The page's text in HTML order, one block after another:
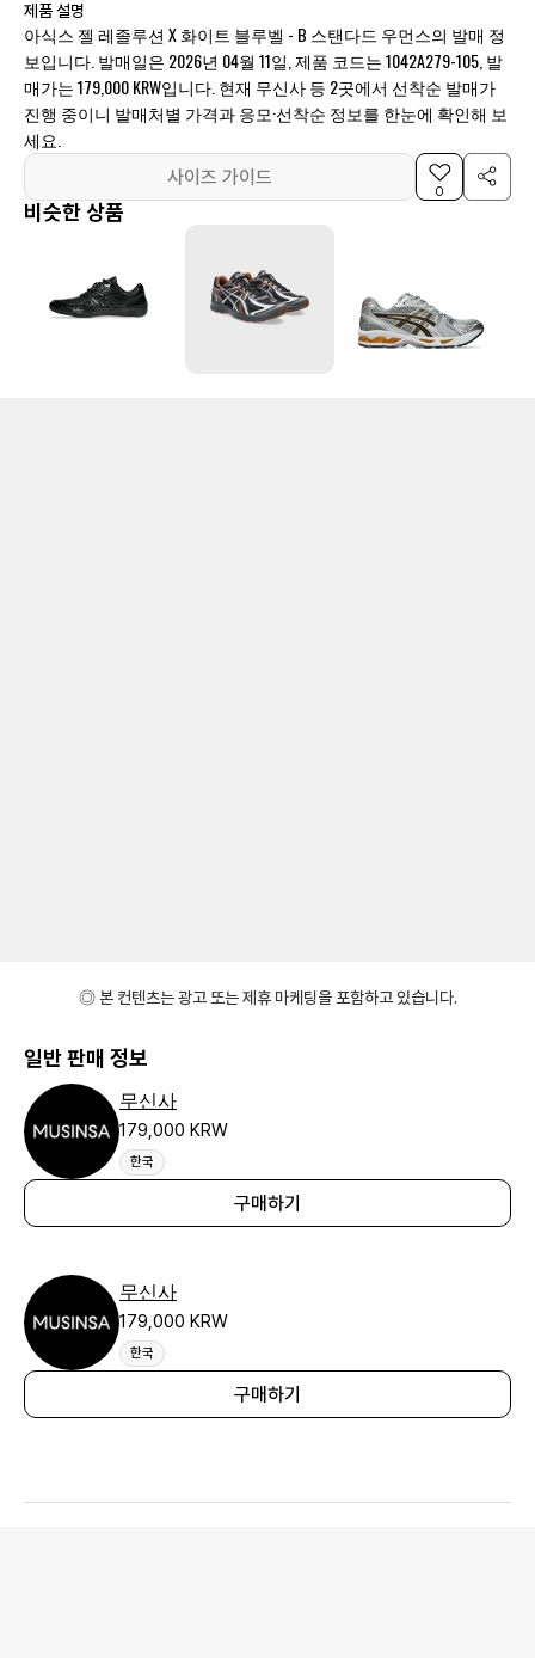
제품 설명
아식스 젤 레졸루션 X 화이트 블루벨 - B 스탠다드 우먼스의 발매 정
보입니다. 발매일은 2026년 04월 11일, 제품 코드는 1042A279-105, 발
매가는 179,000 KRW입니다. 현재 무신사 등 2곳에서 선착순 발매가
진행 중이니 발매처별 가격과 응모·선착순 정보를 한눈에 확인해 보
세요.
사이즈 가이드
0
비슷한 상품
◎ 본 컨텐츠는 광고 또는 제휴 마케팅을 포함하고 있습니다.
일반 판매 정보
무신사
179,000 KRW
한국
구매하기
무신사
179,000 KRW
한국
구매하기